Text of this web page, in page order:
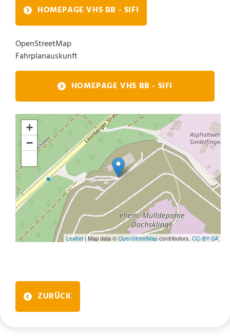
OpenStreetMap
Fahrplanauskunft
HOMEPAGE VHS BB - SIFI
HOMEPAGE VHS BB - SIFI
+
−
Leaflet| Map data ©OpenStreetMapcontributors, CC-BY-SA
ZURÜCK